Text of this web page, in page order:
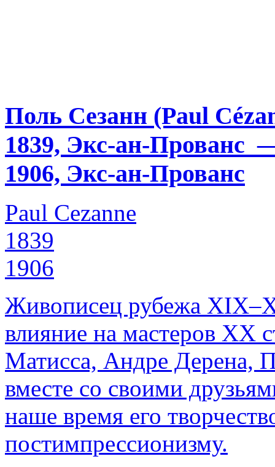
Поль Сезанн (Paul
1839, Экс-ан-Прованс
1906, Экс-ан-Прованс
Paul Cezanne
1839
1906
Живописец рубежа
влияние на мастеров ХХ
Матисса, Андре Дерена,
вместе со своими
наше время его
постимпрессионизму.